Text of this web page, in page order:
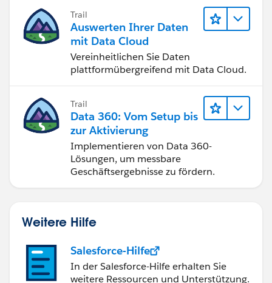
Trail
Auswerten Ihrer Daten
mit Data Cloud
Vereinheitlichen Sie Daten
plattformübergreifend mit Data Cloud.
Trail
Data 360: Vom Setup bis
zur Aktivierung
Implementieren von Data 360-
Lösungen, um messbare
Geschäftsergebnisse zu fördern.
Weitere Hilfe
Salesforce-Hilfe
In der Salesforce-Hilfe erhalten Sie
weitere Ressourcen und Unterstützung.